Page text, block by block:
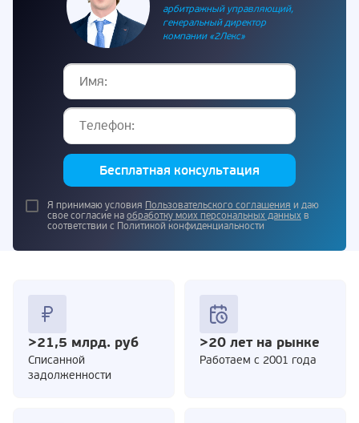
арбитражный управляющий,
генеральный директор
компании «2Лекс»
Бесплатная консультация
Я принимаю условия Пользовательского соглашения и даю
свое согласие на обработку моих персональных данных в
соответствии с Политикой конфиденциальности
>21,5 млрд. руб
Cписанной
задолженности
>20 лет на рынке
Работаем с 2001 года